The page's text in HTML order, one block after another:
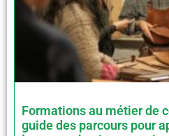
Formations au métier de
guide des parcours pour